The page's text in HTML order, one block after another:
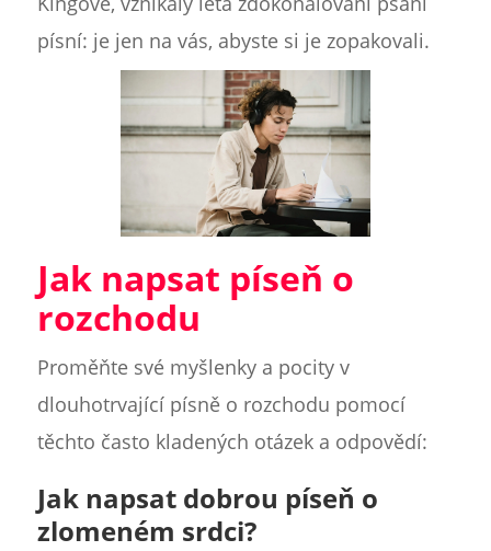
písní: je jen na vás, abyste si je zopakovali.
Jak napsat píseň o
rozchodu
Proměňte své myšlenky a pocity v
dlouhotrvající písně o rozchodu pomocí
těchto často kladených otázek a odpovědí:
Jak napsat dobrou píseň o
zlomeném srdci?